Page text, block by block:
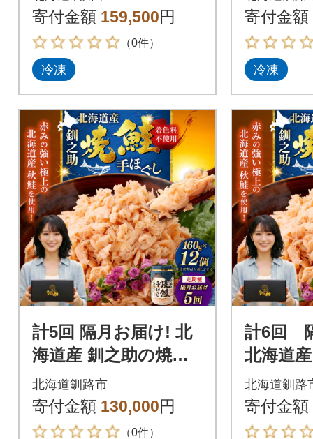
身 F4F-8842
寄付金額 159,500円
（0件）
冷凍
ト×4回
85
寄付金額
冷凍
計5回 隔月お届け! 北
海道産 釧之助の焼鮭
手ほぐし 【12個セッ
ト×5回隔月】 F4F-84
86
北海道釧路市
寄付金額 130,000円
（0件）
計6回
北海道
鮭手ほ
ット×6
487
北海道釧路
寄付金額